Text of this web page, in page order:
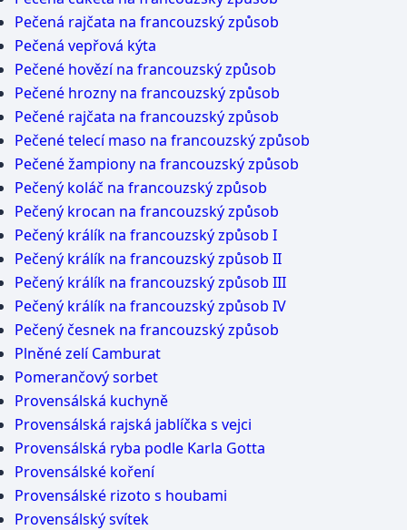
Pečená rajčata na francouzský způsob
Pečená vepřová kýta
Pečené hovězí na francouzský způsob
Pečené hrozny na francouzský způsob
Pečené rajčata na francouzský způsob
Pečené telecí maso na francouzský způsob
Pečené žampiony na francouzský způsob
Pečený koláč na francouzský způsob
Pečený krocan na francouzský způsob
Pečený králík na francouzský způsob I
Pečený králík na francouzský způsob II
Pečený králík na francouzský způsob III
Pečený králík na francouzský způsob IV
Pečený česnek na francouzský způsob
Plněné zelí Camburat
Pomerančový sorbet
Provensálská kuchyně
Provensálská rajská jablíčka s vejci
Provensálská ryba podle Karla Gotta
Provensálské koření
Provensálské rizoto s houbami
Provensálský svítek